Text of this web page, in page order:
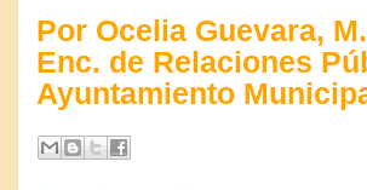
Por Ocelia Guevara,
Enc. de Relaciones
Ayuntamiento